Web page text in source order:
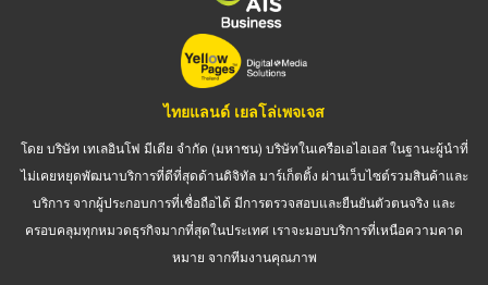
ไทยแลนด์ เยลโล่เพจเจส
โดย บริษัท เทเลอินโฟ มีเดีย จำกัด (มหาชน) บริษัทในเครือเอไอเอส ในฐานะผู้นำที่
ไม่เคยหยุดพัฒนาบริการที่ดีที่สุดด้านดิจิทัล มาร์เก็ตติ้ง ผ่านเว็บไซต์รวมสินค้าและ
บริการ จากผู้ประกอบการที่เชื่อถือได้ มีการตรวจสอบและยืนยันตัวตนจริง และ
ครอบคลุมทุกหมวดธุรกิจมากที่สุดในประเทศ เราจะมอบบริการที่เหนือความคาด
หมาย จากทีมงานคุณภาพ